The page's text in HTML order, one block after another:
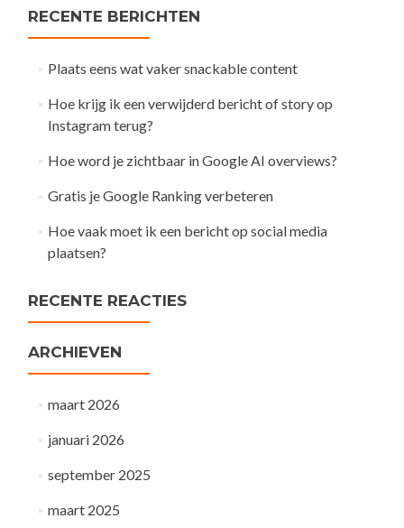
RECENTE BERICHTEN
Plaats eens wat vaker snackable content
Hoe krijg ik een verwijderd bericht of story op
Instagram terug?
Hoe word je zichtbaar in Google AI overviews?
Gratis je Google Ranking verbeteren
Hoe vaak moet ik een bericht op social media
plaatsen?
RECENTE REACTIES
ARCHIEVEN
maart 2026
januari 2026
september 2025
maart 2025